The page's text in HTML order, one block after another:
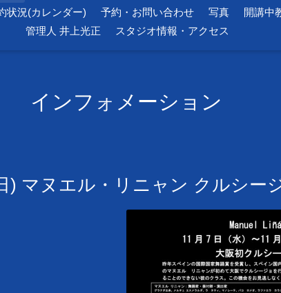
状況(カレンダー) 予約・お問い合わせ 写真
開講中
管理人 井上光正
スタジオ情報・アクセス
インフォメーション
) マヌエル・リニャン クルシー